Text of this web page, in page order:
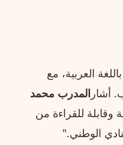
العربية، مع
أشار المدرب محمد
للقراءة من
الوطني."